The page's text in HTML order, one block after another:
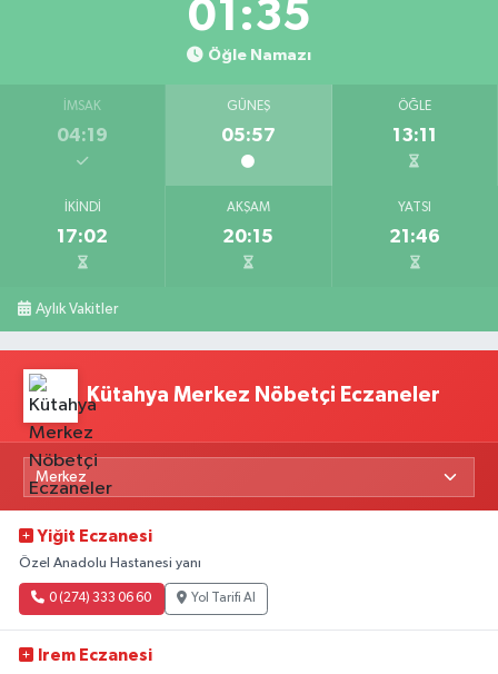
01:34
Öğle Namazı
İMSAK
04:19
GÜNEŞ
05:57
ÖĞLE
13:11
İKINDI
17:02
AKŞAM
20:15
YATSI
21:46
Aylık Vakitler
Kütahya Merkez Nöbetçi Eczaneler
Yiğit Eczanesi
Özel Anadolu Hastanesi yanı
0 (274) 333 06 60 Yol Tarifi Al
Irem Eczanesi